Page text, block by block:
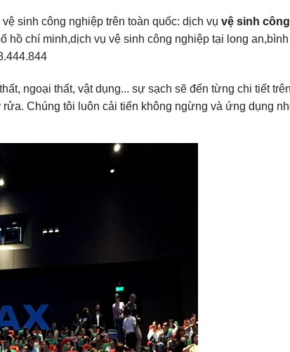
sinh công nghiệp trên toàn quốc: dịch vụ vệ sinh
hồ chí minh,dịch vụ vệ sinh công nghiệp tại long an,bình
ngoại thất, vật dụng... sự sạch sẽ đến từng chi tiết
Chúng tôi luôn cải tiến không ngừng và ứng dụng